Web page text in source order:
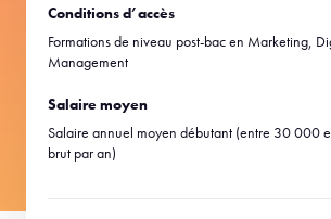
Conditions d’accès
Formations de niveau post-bac en Marketing,
Management
Salaire moyen
Salaire annuel moyen débutant (entre 30 000
brut par an)